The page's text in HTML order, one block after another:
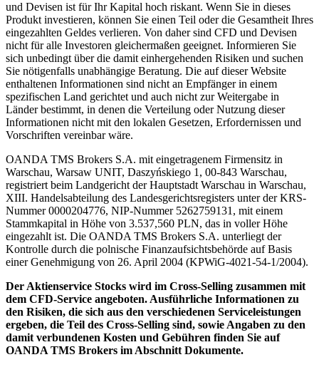
und Devisen ist für Ihr Kapital hoch riskant. Wenn Sie in dieses
Produkt investieren, können Sie einen Teil oder die Gesamtheit Ihres
eingezahlten Geldes verlieren. Von daher sind CFD und Devisen
nicht für alle Investoren gleichermaßen geeignet. Informieren Sie
sich unbedingt über die damit einhergehenden Risiken und suchen
Sie nötigenfalls unabhängige Beratung. Die auf dieser Website
enthaltenen Informationen sind nicht an Empfänger in einem
spezifischen Land gerichtet und auch nicht zur Weitergabe in
Länder bestimmt, in denen die Verteilung oder Nutzung dieser
Informationen nicht mit den lokalen Gesetzen, Erfordernissen und
Vorschriften vereinbar wäre.
OANDA TMS Brokers S.A. mit eingetragenem Firmensitz in
Warschau, Warsaw UNIT, Daszyńskiego 1, 00-843 Warschau,
registriert beim Landgericht der Hauptstadt Warschau in Warschau,
XIII. Handelsabteilung des Landesgerichtsregisters unter der KRS-
Nummer 0000204776, NIP-Nummer 5262759131, mit einem
Stammkapital in Höhe von 3.537,560 PLN, das in voller Höhe
eingezahlt ist. Die OANDA TMS Brokers S.A. unterliegt der
Kontrolle durch die polnische Finanzaufsichtsbehörde auf Basis
einer Genehmigung von 26. April 2004 (KPWiG-4021-54-1/2004).
Der Aktienservice Stocks wird im Cross-Selling zusammen mit
dem CFD-Service angeboten. Ausführliche Informationen zu
den Risiken, die sich aus den verschiedenen Serviceleistungen
ergeben, die Teil des Cross-Selling sind, sowie Angaben zu den
damit verbundenen Kosten und Gebühren finden Sie auf
OANDA TMS Brokers im Abschnitt Dokumente.